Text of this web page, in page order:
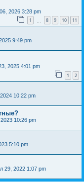
2026 3:28 pm
1 8 9 10 11
9:49 pm
2025 4:01 pm
1 2
10:22 pm
10:26 pm
5:10 pm
29, 2022 1:07 pm